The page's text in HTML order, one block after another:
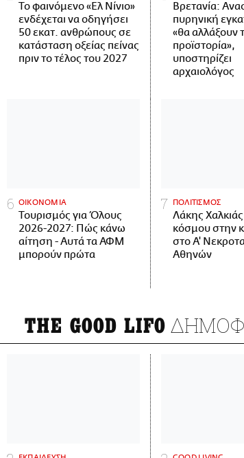
Το φαινόμενο «Ελ Νίνιο»
ενδέχεται να οδηγήσει
50 εκατ. ανθρώπους σε
κατάσταση οξείας πείνας
πριν το τέλος του 2027
Βρετανία:
πυρηνική
«θα αλλάξουν
προϊστορία»,
υποστηρίζει
αρχαιολόγος
ΟΙΚΟΝΟΜΙΑ
Τουρισμός για Όλους
2026-2027: Πώς κάνω
αίτηση - Αυτά τα ΑΦΜ
μπορούν πρώτα
ΠΟΛΙΤΙΣΜΟΣ
Λάκης
κόσμου στην
στο Α'
Αθηνών
THE GOOD LIFO